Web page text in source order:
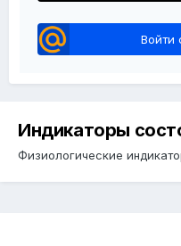
Войти
Индикаторы
Физиологические